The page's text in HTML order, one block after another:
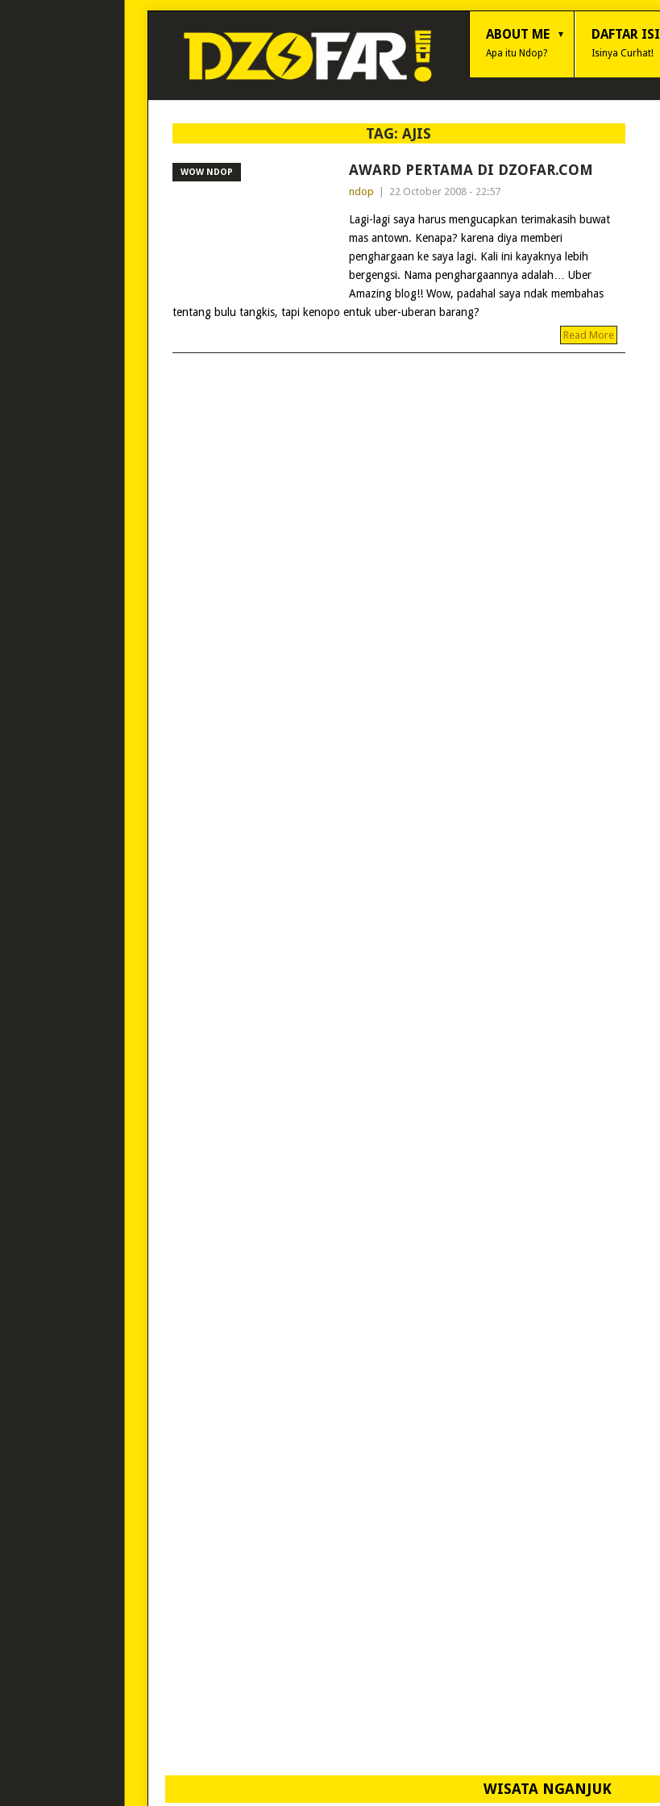
ABOUT ME
Apa itu Ndop?
DAFTAR ISI
Isinya Curhat!
TAG:AJIS
WOW NDOP AWARD PERTAMA DI DZOFAR.COM
ndop 22 October 2008 - 22:57
Lagi-lagi saya harus mengucapkan terimakasih buwat
mas antown. Kenapa? karena diya memberi
penghargaan ke saya lagi. Kali ini kayaknya lebih
bergengsi. Nama penghargaannya adalah… Uber
Amazing blog!! Wow, padahal saya ndak membahas
tentang bulu tangkis, tapi kenopo entuk uber-uberan barang?
Read More
WISATA NGANJUK